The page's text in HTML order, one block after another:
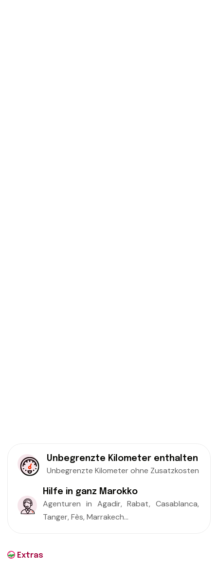
Unbegrenzte Kilometer enthalten
Unbegrenzte Kilometer ohne Zusatzkosten
Hilfe in ganz Marokko
Agenturen in Agadir, Rabat, Casablanca,
Tanger, Fès, Marrakech...